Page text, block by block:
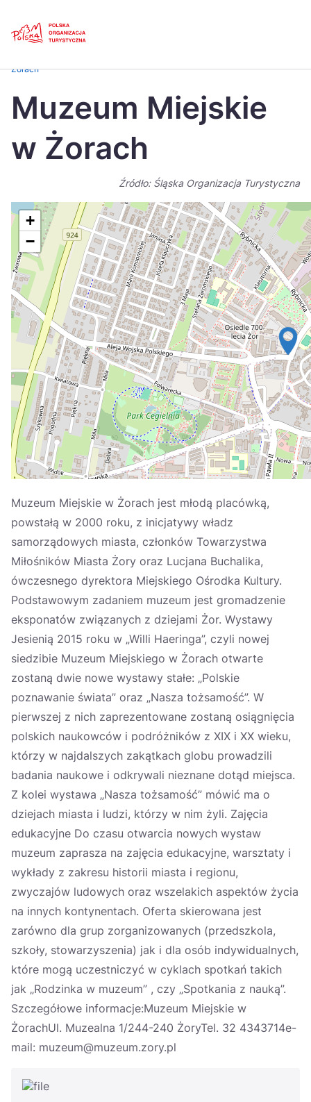
Česká
Dansk
Italiano
Nederlands 日本
Português
Suomi
Україна
Zamknij
Żorach
Muzeum Miejskie
w Żorach
Źródło: Śląska Organizacja Turystyczna
+
−
Muzeum Miejskie w Żorach jest młodą placówką,
powstałą w 2000 roku, z inicjatywy władz
samorządowych miasta, członków Towarzystwa
Miłośników Miasta Żory oraz Lucjana Buchalika,
ówczesnego dyrektora Miejskiego Ośrodka Kultury.
Podstawowym zadaniem muzeum jest gromadzenie
eksponatów związanych z dziejami Żor. Wystawy
Jesienią 2015 roku w „Willi Haeringa”, czyli nowej
siedzibie Muzeum Miejskiego w Żorach otwarte
zostaną dwie nowe wystawy stałe: „Polskie
poznawanie świata” oraz „Nasza tożsamość”. W
pierwszej z nich zaprezentowane zostaną osiągnięcia
polskich naukowców i podróżników z XIX i XX wieku,
którzy w najdalszych zakątkach globu prowadzili
badania naukowe i odkrywali nieznane dotąd miejsca.
Z kolei wystawa „Nasza tożsamość” mówić ma o
dziejach miasta i ludzi, którzy w nim żyli. Zajęcia
edukacyjne Do czasu otwarcia nowych wystaw
muzeum zaprasza na zajęcia edukacyjne, warsztaty i
wykłady z zakresu historii miasta i regionu,
zwyczajów ludowych oraz wszelakich aspektów życia
na innych kontynentach. Oferta skierowana jest
zarówno dla grup zorganizowanych (przedszkola,
szkoły, stowarzyszenia) jak i dla osób indywidualnych,
które mogą uczestniczyć w cyklach spotkań takich
jak „Rodzinka w muzeum” , czy „Spotkania z nauką”.
Szczegółowe informacje:Muzeum Miejskie w
ŻorachUl. Muzealna 1/244-240 ŻoryTel. 32 4343714e-
mail: muzeum@muzeum.zory.pl